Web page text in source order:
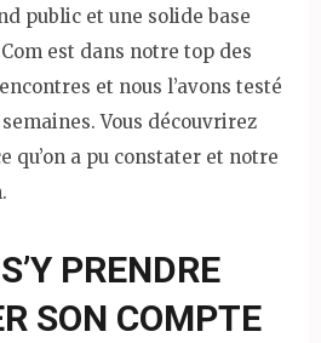
public et une solide base
est dans notre top des
et nous l’avons testé
Vous découvrirez
qu’on a pu constater et notre
PRENDRE
SON COMPTE